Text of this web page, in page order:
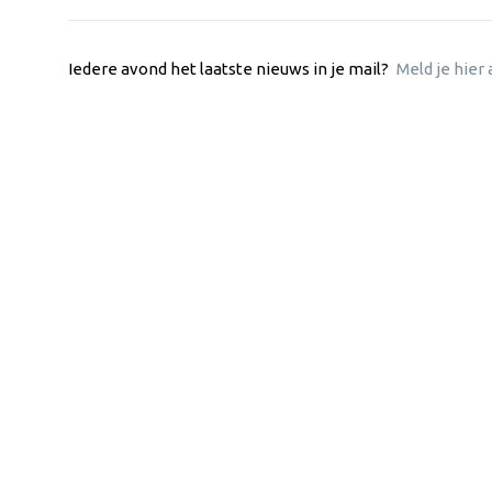
Iedere avond het laatste nieuws in je mail? Meld je hier